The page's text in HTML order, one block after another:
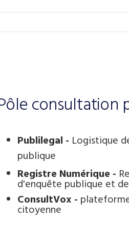
consultation
Publilegal - Logistique
publique
Registre Numérique -
d'enquête publique et
ConsultVox -
citoyenne